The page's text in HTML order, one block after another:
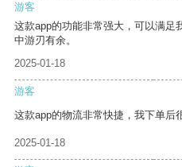
游客
这款app的功能非常强大，可以满足
中游刃有余。
2025-01-18
游客
这款app的物流非常快捷，我下单后
2025-01-18